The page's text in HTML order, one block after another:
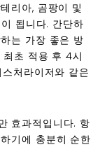
리아, 곰팡이 및
됩니다. 간단하
는 가장 좋은 방
초 적용 후 4시
처라이저와 같은
효과적입니다. 항
기에 충분히 순한